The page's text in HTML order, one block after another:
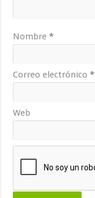
Nombre*
Correo electrónico*
Web